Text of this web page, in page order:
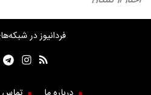
فردانیوز در